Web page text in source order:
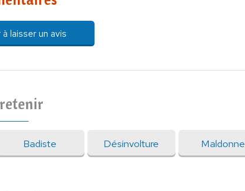
laisser un avis
Badiste Désinvolture Maldonne